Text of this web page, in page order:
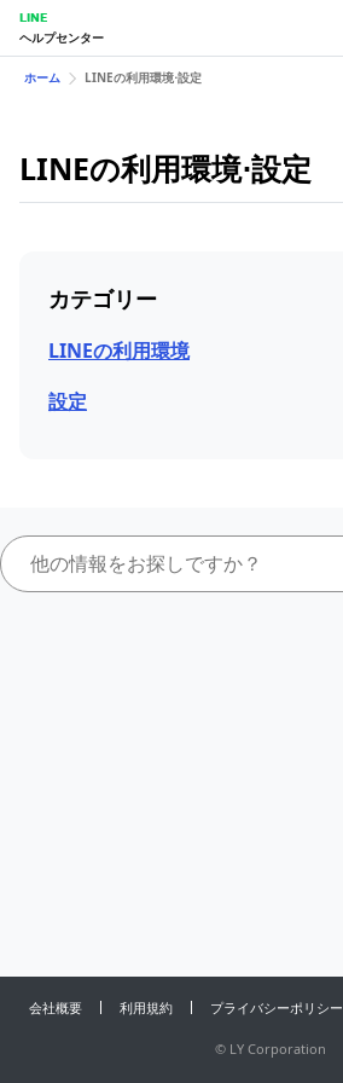
LINE
ヘルプセンター
ホーム LINEの利用環境⋅設定
LINEの利用環境⋅設定
カテゴリー
LINEの利用環境
設定
会社概要 利用規約 プライバシーポリシー
© LY Corporation